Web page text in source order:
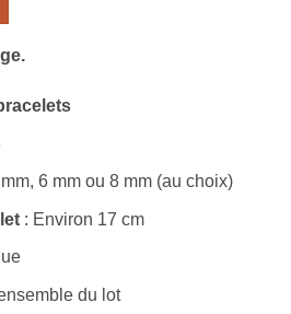
6 mm ou 8 mm (au choix)
: Environ 17 cm
du lot